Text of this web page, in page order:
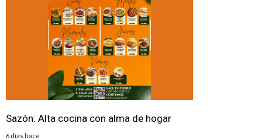
Sazón: Alta cocina con alma de hogar
6 días hace